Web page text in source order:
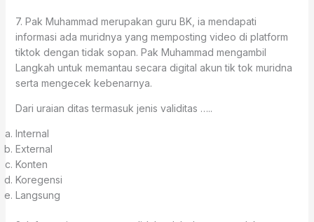
7. Pak Muhammad merupakan guru BK, ia mendapati
informasi ada muridnya yang memposting video di platform
tiktok dengan tidak sopan. Pak Muhammad mengambil
Langkah untuk memantau secara digital akun tik tok muridna
serta mengecek kebenarnya.
Dari uraian ditas termasuk jenis validitas …..
Internal
External
Konten
Koregensi
Langsung